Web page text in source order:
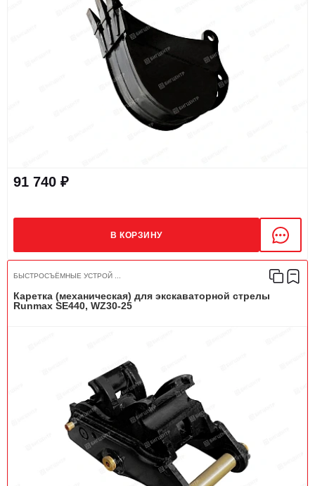
91 740 ₽
В КОРЗИНУ
БЫСТРОСЪЁМНЫЕ УСТРОЙ ...
Каретка (механическая) для экскаваторной стрелы
Runmax SE440, WZ30-25